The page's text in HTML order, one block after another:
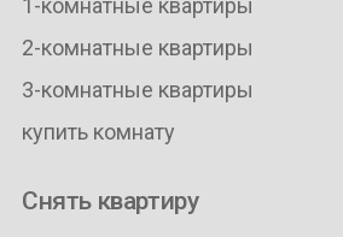
1-комнатные квартиры
2-комнатные квартиры
3-комнатные квартиры
купить комнату
Снять квартиру